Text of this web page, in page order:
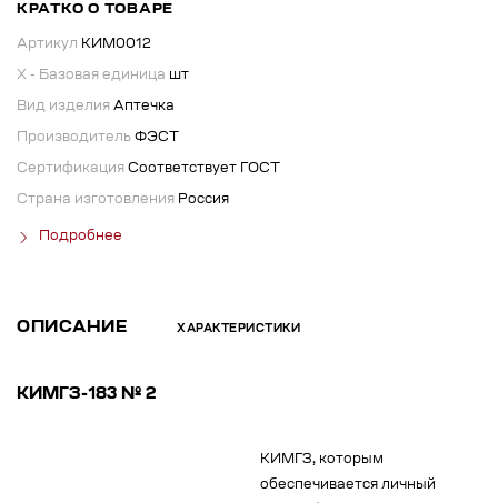
КРАТКО О ТОВАРЕ
Артикул КИМ0012
X - Базовая единица шт
Вид изделия Аптечка
Производитель ФЭСТ
Сертификация Соответствует ГОСТ
Страна изготовления Россия
Подробнее
ОПИСАНИЕ ХАРАКТЕРИСТИКИ
КИМГЗ-183 № 2
КИМГЗ, которым
обеспечивается личный